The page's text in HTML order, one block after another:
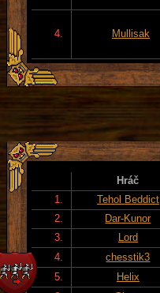
4. Mullisak
Hráč
1.
Tehol Beddict
2.
Dar-Kunor
3.
Lord
4.
chesstik3
5.
Helix